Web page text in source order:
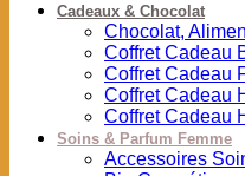
Cadeaux & Chocolat
Chocolat,
Coffret Cadeau
Coffret Cadeau
Coffret Cadeau
Coffret Cadeau
Soins & Parfum Femme
Accessoires